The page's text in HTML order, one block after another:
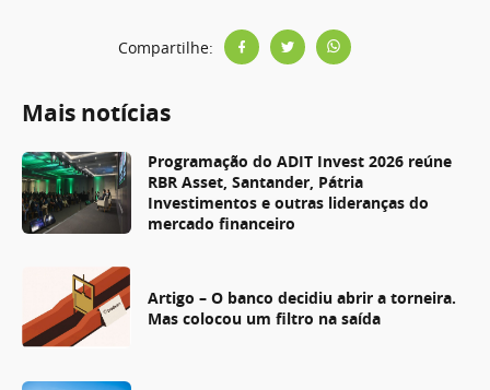
Compartilhe:
Mais notícias
Programação do ADIT Invest 2026 reúne
RBR Asset, Santander, Pátria
Investimentos e outras lideranças do
mercado financeiro
Artigo – O banco decidiu abrir a torneira.
Mas colocou um filtro na saída